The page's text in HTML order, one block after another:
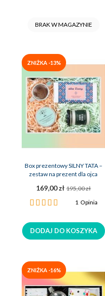
BRAK W MAGAZYNIE
ZNIŻKA -13%
Box prezentowy SILNY TATA –
zestaw na prezent dla ojca
169,00 zł 195,00 zł
Ocena:
1 Opinia
DODAJ DO KOSZYKA
ZNIŻKA -16%